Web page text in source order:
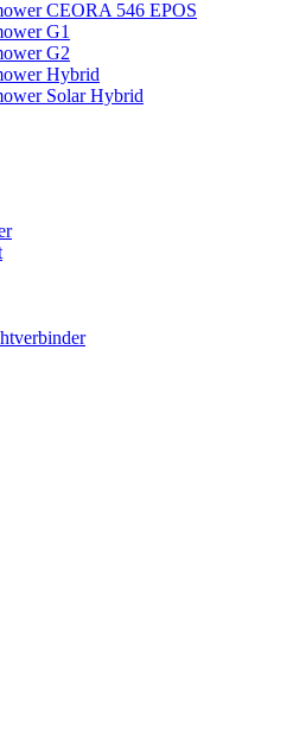
CEORA 546 EPOS
G1
G2
Hybrid
Solar Hybrid